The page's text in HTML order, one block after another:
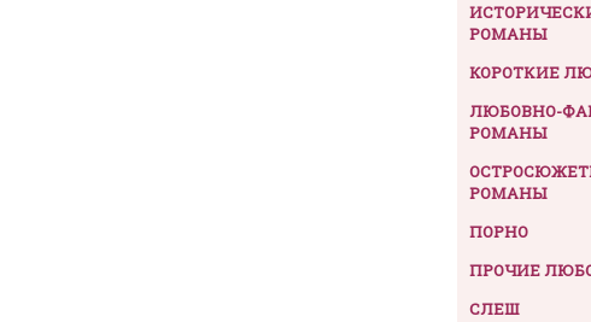
РОМАНЫ
КОРОТКИЕ
ЛЮБОВНО-
РОМАНЫ
РОМАНЫ
ПОРНО
ПРОЧИЕ
СЛЕШ